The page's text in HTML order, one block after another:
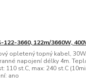
122-3660, 122m/3660W,
opletený topný kabel,
napojení délky 4m.
110 st.C, max: 240 st.C
ano